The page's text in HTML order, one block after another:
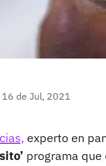
16 de Jul, 2021
experto en
programa que